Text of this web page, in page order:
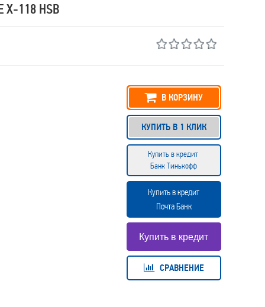
118 HSB
В КОРЗИНУ
КУПИТЬ В 1 КЛИК
Купить в кредит
Банк Тинькофф
Купить в кредит
Почта Банк
СРАВНЕНИЕ